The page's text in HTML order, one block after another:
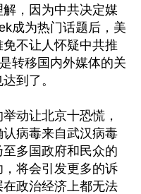
，因为中共决定媒
成为热门话题后，美
不让人怀疑中共推
转移国内外媒体的关
到了。
动让北京十恐慌，
病毒来自武汉病毒
多国政府和民众的
将会引发更多的诉
政治经济上都无法